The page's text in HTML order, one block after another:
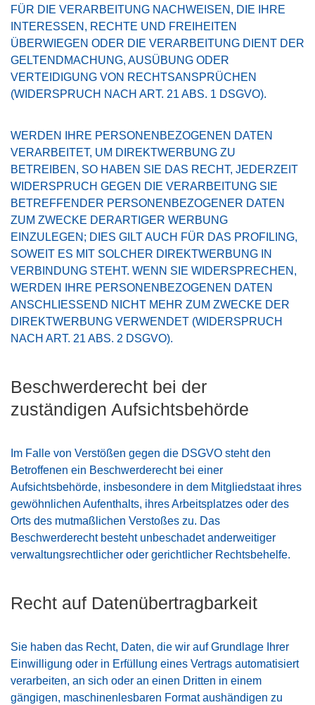
FÜR DIE VERARBEITUNG NACHWEISEN, DIE IHRE
INTERESSEN, RECHTE UND FREIHEITEN
ÜBERWIEGEN ODER DIE VERARBEITUNG DIENT DER
GELTENDMACHUNG, AUSÜBUNG ODER
VERTEIDIGUNG VON RECHTSANSPRÜCHEN
(WIDERSPRUCH NACH ART. 21 ABS. 1 DSGVO).
WERDEN IHRE PERSONENBEZOGENEN DATEN
VERARBEITET, UM DIREKTWERBUNG ZU
BETREIBEN, SO HABEN SIE DAS RECHT, JEDERZEIT
WIDERSPRUCH GEGEN DIE VERARBEITUNG SIE
BETREFFENDER PERSONENBEZOGENER DATEN
ZUM ZWECKE DERARTIGER WERBUNG
EINZULEGEN; DIES GILT AUCH FÜR DAS PROFILING,
SOWEIT ES MIT SOLCHER DIREKTWERBUNG IN
VERBINDUNG STEHT. WENN SIE WIDERSPRECHEN,
WERDEN IHRE PERSONENBEZOGENEN DATEN
ANSCHLIESSEND NICHT MEHR ZUM ZWECKE DER
DIREKTWERBUNG VERWENDET (WIDERSPRUCH
NACH ART. 21 ABS. 2 DSGVO).
Beschwerde­recht bei der
zuständigen Aufsichts­behörde
Im Falle von Verstößen gegen die DSGVO steht den
Betroffenen ein Beschwerderecht bei einer
Aufsichtsbehörde, insbesondere in dem Mitgliedstaat ihres
gewöhnlichen Aufenthalts, ihres Arbeitsplatzes oder des
Orts des mutmaßlichen Verstoßes zu. Das
Beschwerderecht besteht unbeschadet anderweitiger
verwaltungsrechtlicher oder gerichtlicher Rechtsbehelfe.
Recht auf Daten­übertrag­barkeit
Sie haben das Recht, Daten, die wir auf Grundlage Ihrer
Einwilligung oder in Erfüllung eines Vertrags automatisiert
verarbeiten, an sich oder an einen Dritten in einem
gängigen, maschinenlesbaren Format aushändigen zu